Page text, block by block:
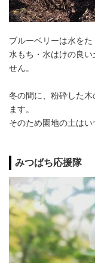
ブルーベリーは水をた
水もち・水はけの良
せん。
冬の間に、粉砕した
ます。
そのため園地の土はい
みつばち応援隊